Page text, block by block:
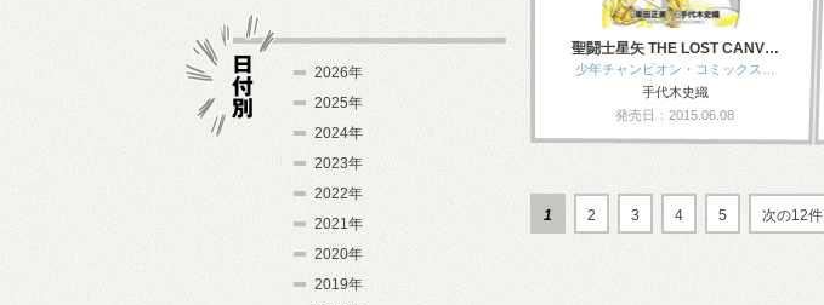
聖闘士星矢 THE LOST CANV…
少年チャンピオン・コミックス…
手代木史織
発売日：2015.06.08
1 2 3 4 5 次の12件
2026年
2025年
2024年
2023年
2022年
2021年
2020年
2019年